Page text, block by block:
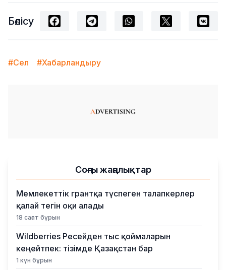
Бөлісу
#Сел #Хабарландыру
Соңғы жаңалықтар
Мемлекеттік грантқа түспеген талапкерлер
қалай тегін оқи алады
18 сағат бұрын
Wildberries Ресейден тыс қоймаларын
кеңейтпек: тізімде Қазақстан бар
1 күн бұрын